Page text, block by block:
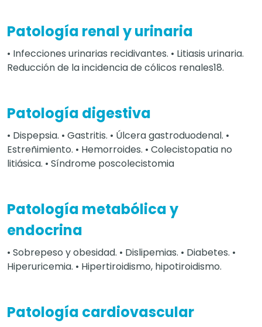
Patología renal y urinaria
• Infecciones urinarias recidivantes. • Litiasis urinaria.
Reducción de la incidencia de cólicos renales18.
Patología digestiva
• Dispepsia. • Gastritis. • Úlcera gastroduodenal. •
Estreñimiento. • Hemorroides. • Colecistopatia no
litiásica. • Síndrome poscolecistomia
Patología metabólica y
endocrina
• Sobrepeso y obesidad. • Dislipemias. • Diabetes. •
Hiperuricemia. • Hipertiroidismo, hipotiroidismo.
Patología cardiovascular